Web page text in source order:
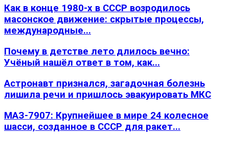
Как в конце 1980-х в СССР возродилось
масонское движение: скрытые процессы,
международные...
Почему в детстве лето длилось вечно:
Учёный нашёл ответ в том, как...
Астронавт признался, загадочная болезнь
лишила речи и пришлось эвакуировать МКС
МАЗ-7907: Крупнейшее в мире 24 колесное
шасси, созданное в СССР для ракет...